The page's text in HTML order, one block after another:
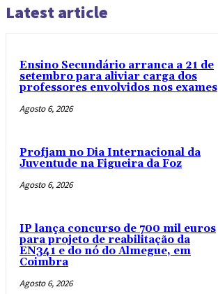
Latest article
Ensino Secundário arranca a 21 de
setembro para aliviar carga dos
professores envolvidos nos exames
Agosto 6, 2026
Profjam no Dia Internacional da
Juventude na Figueira da Foz
Agosto 6, 2026
IP lança concurso de 700 mil euros
para projeto de reabilitação da
EN341 e do nó do Almegue, em
Coimbra
Agosto 6, 2026